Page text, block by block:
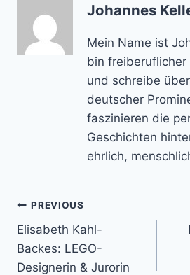
Johannes
Mein Name ist
bin freiberuflicher
und schreibe
deutscher
faszinieren die
Geschichten
ehrlich,
Post
navigation
PREVIOUS
Elisabeth Kahl-
Backes: LEGO-
Designerin & Jurorin